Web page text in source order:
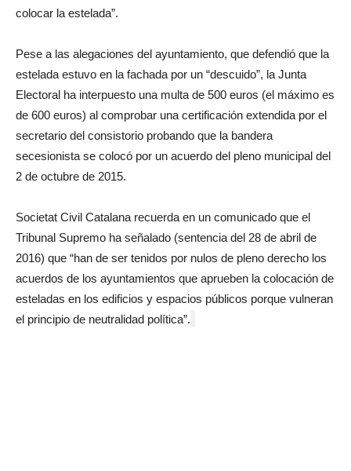
colocar la estelada”.
Pese a las alegaciones del ayuntamiento, que defendió que la
estelada estuvo en la fachada por un “descuido”, la Junta
Electoral ha interpuesto una multa de 500 euros (el máximo es
de 600 euros) al comprobar una certificación extendida por el
secretario del consistorio probando que la bandera
secesionista se colocó por un acuerdo del pleno municipal del
2 de octubre de 2015.
Societat Civil Catalana recuerda en un comunicado que el
Tribunal Supremo ha señalado (sentencia del 28 de abril de
2016) que “han de ser tenidos por nulos de pleno derecho los
acuerdos de los ayuntamientos que aprueben la colocación de
esteladas en los edificios y espacios públicos porque vulneran
el principio de neutralidad política”.